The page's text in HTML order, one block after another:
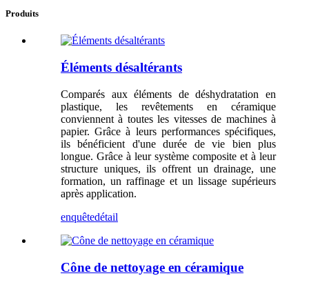
Produits
Éléments désaltérants
Comparés aux éléments de déshydratation en
plastique, les revêtements en céramique
conviennent à toutes les vitesses de machines à
papier. Grâce à leurs performances spécifiques,
ils bénéficient d'une durée de vie bien plus
longue. Grâce à leur système composite et à leur
structure uniques, ils offrent un drainage, une
formation, un raffinage et un lissage supérieurs
après application.
enquêtedétail
Cône de nettoyage en céramique